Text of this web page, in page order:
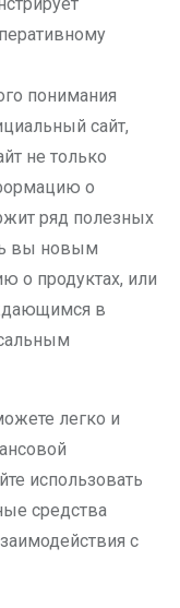
понимания
сайт,
не только
о
ряд полезных
вы новым
о продуктах, или
в
легко и
использовать
средства
с